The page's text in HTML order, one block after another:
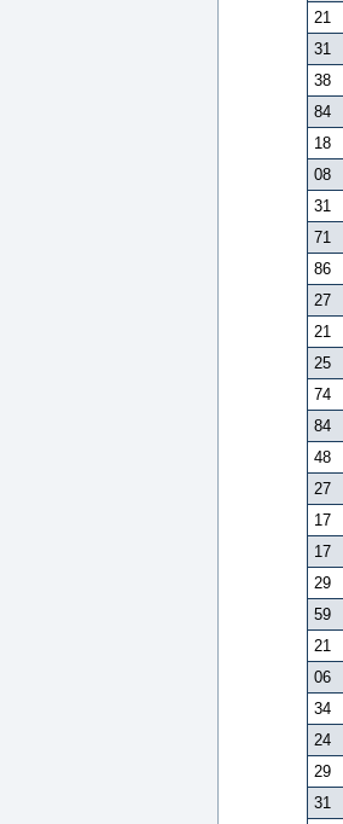
21
31
38
84
18
08
31
71
86
27
21
25
74
84
48
27
17
17
29
59
21
06
34
24
29
31